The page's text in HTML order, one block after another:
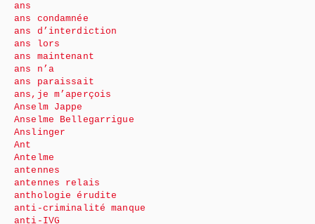
ans
ans condamnée
ans d’interdiction
ans lors
ans maintenant
ans n’a
ans paraissait
ans,je m’aperçois
Anselm Jappe
Anselme Bellegarrigue
Anslinger
Ant
Antelme
antennes
antennes relais
anthologie érudite
anti-criminalité manque
anti-IVG